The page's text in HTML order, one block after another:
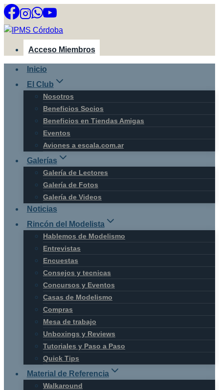
Saltar
al
contenido
Acceso Miembros
Inicio
El Club
Nosotros
Beneficios Socios
Beneficios en Tiendas Amigas
Eventos
Aviones a escala.com.ar
Galerías
Galería de Lectores
Galería de Fotos
Galería de Videos
Noticias
Rincón del Modelista
Hablemos de Modelismo
Entrevistas
Encuestas
Consejos y tecnicas
Concursos y Eventos
Casas de Modelismo
Compras
Mesa de trabajo
Unboxings y Reviews
Tutoriales y Paso a Paso
Quick Tips
Material de Referencia
Walkaround